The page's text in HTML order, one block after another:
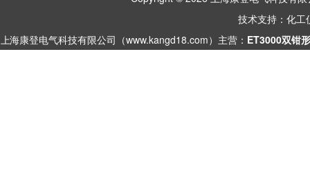
技术支持： 化工
上海康登电气科技有限公司（www.kangd18.com）主营： ET3000双钳